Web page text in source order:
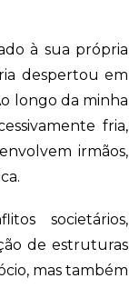
à sua própria
despertou em
longo da minha
fria,
irmãos,
societários,
de estruturas
mas também